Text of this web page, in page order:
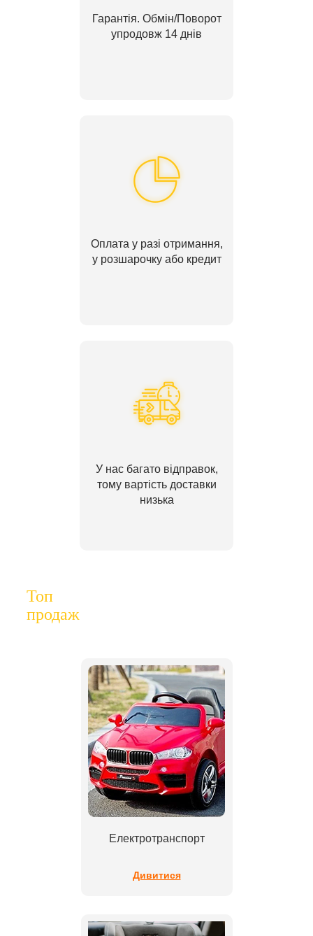
Гарантія. Обмін/Поворот
упродовж 14 днів
Оплата у разі отримання,
у розшарочку або кредит
У нас багато відправок,
тому вартість доставки
низька
Топ
продаж
Електротранспорт
Дивитися